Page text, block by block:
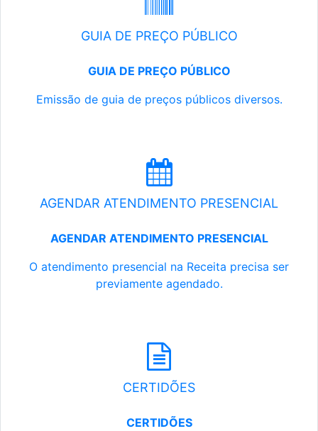
GUIA DE PREÇO PÚBLICO
GUIA DE PREÇO PÚBLICO
Emissão de guia de preços públicos diversos.
AGENDAR ATENDIMENTO PRESENCIAL
AGENDAR ATENDIMENTO PRESENCIAL
O atendimento presencial na Receita precisa ser
previamente agendado.
CERTIDÕES
CERTIDÕES